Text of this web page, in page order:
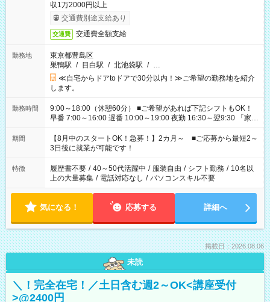
収1万2000円以上
交通費別途支給あり
交通費 交通費全額支給
勤務地
東京都豊島区
巣鴨駅 / 目白駅 / 北池袋駅 / …
≪自宅からドアtoドアで30分以内！≫ご希望の勤務地を紹介
します。
勤務時間
9:00～18:00（休憩60分） ■ご希望があれば下記シフトもOK！
早番 7:00～16:00 遅番 10:00～19:00 夜勤 16:30～翌9:30 「家族
と休みを合わせたい」 「余裕を持って夕飯の準備がしたい」
「できれば残業はしたくない」 など、ご希望を教えてください
ね。 ※Wワーク希望の方へ 今ご覧のお仕事で希望する勤務時間
と、もう1つのお仕事の勤務時間。 合計で週40時間を超える場
合は応募できません。
期間
【8月中のスタートOK！急募！】2カ月～ ■ご応募から最短2～
3日後に就業が可能です！
特徴 履歴書不要 / 40～50代活躍中 / 服装自由 / シフト勤務 / 10名以
上の大量募集 / 電話対応なし / パソコンスキル不要
気になる！ 応募する 詳細へ
掲載日：2026.08.06
未読
＼！完全在宅！／土日含む週2～OK<講座受付
>@2400円